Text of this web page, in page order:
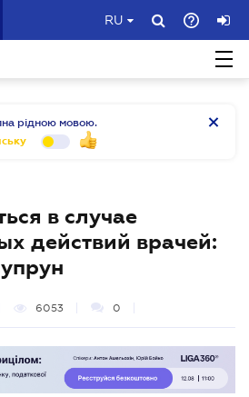
RU
рідною мовою.
в случае
действий врачей:
6053 0